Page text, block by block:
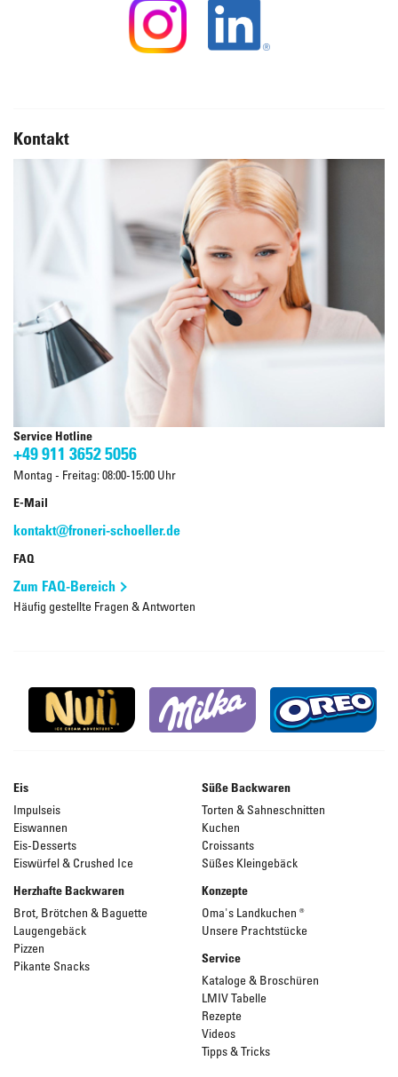
Kontakt
Service Hotline
+49 911 3652 5056
Montag - Freitag: 08:00-15:00 Uhr
E-Mail
kontakt@froneri-schoeller.de
FAQ
Zum FAQ-Bereich
Häufig gestellte Fragen & Antworten
Eis
Impulseis
Eiswannen
Eis-Desserts
Eiswürfel & Crushed Ice
Süße Backwaren
Torten & Sahneschnitten
Kuchen
Croissants
Süßes Kleingebäck
Herzhafte Backwaren
Brot, Brötchen & Baguette
Laugengebäck
Pizzen
Pikante Snacks
Konzepte
Oma's Landkuchen ®
Unsere Prachtstücke
Service
Kataloge & Broschüren
LMIV Tabelle
Rezepte
Videos
Tipps & Tricks